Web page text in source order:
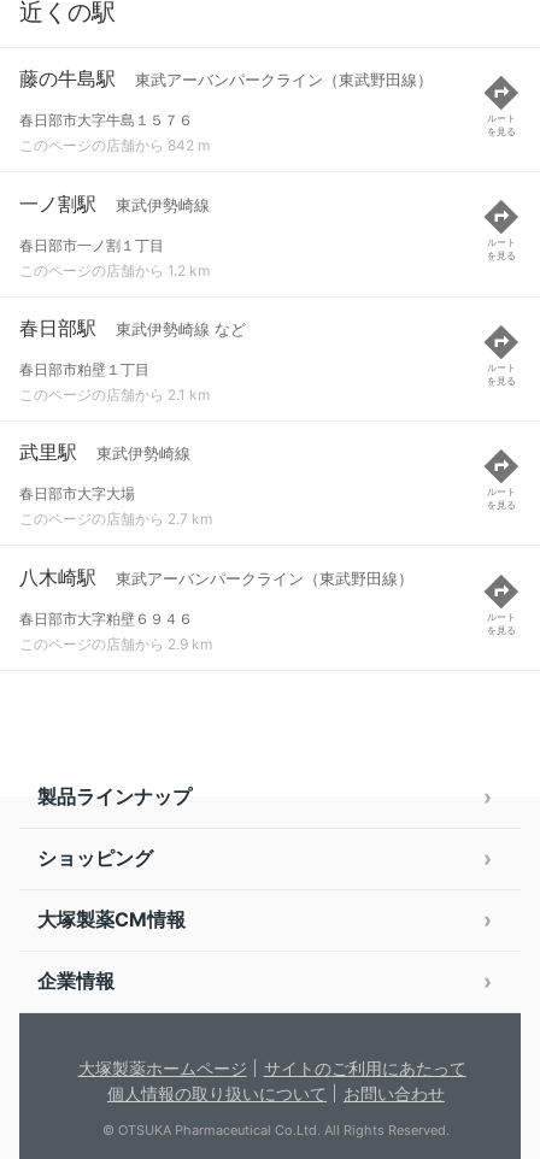
近くの駅
藤の牛島駅 東武アーバンパークライン（東武野田線）
春日部市大字牛島１５７６
このページの店舗から 842 m
ルート
を見る
一ノ割駅 東武伊勢崎線
春日部市一ノ割１丁目
このページの店舗から 1.2 km
ルート
を見る
春日部駅 東武伊勢崎線 など
春日部市粕壁１丁目
このページの店舗から 2.1 km
ルート
を見る
武里駅 東武伊勢崎線
春日部市大字大場
このページの店舗から 2.7 km
ルート
を見る
八木崎駅 東武アーバンパークライン（東武野田線）
春日部市大字粕壁６９４６
このページの店舗から 2.9 km
ルート
を見る
製品ラインナップ
ショッピング
大塚製薬CM情報
企業情報
大塚製薬ホームページ
サイトのご利用にあたって
個人情報の取り扱いについて
お問い合わせ
© OTSUKA Pharmaceutical Co.Ltd. All Rights Reserved.